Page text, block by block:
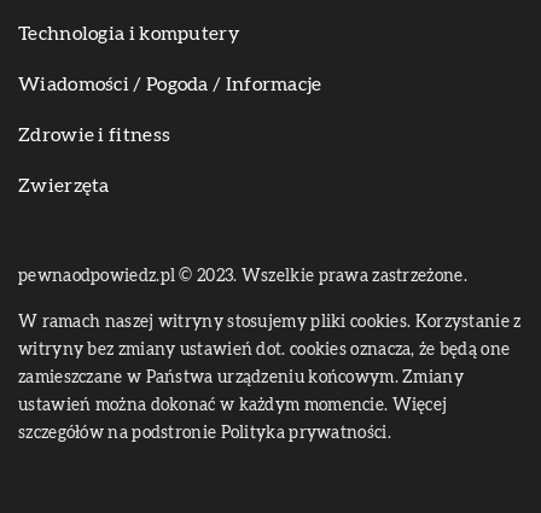
Technologia i komputery
Wiadomości / Pogoda / Informacje
Zdrowie i fitness
Zwierzęta
pewnaodpowiedz.pl © 2023. Wszelkie prawa zastrzeżone.
W ramach naszej witryny stosujemy pliki cookies. Korzystanie z
witryny bez zmiany ustawień dot. cookies oznacza, że będą one
zamieszczane w Państwa urządzeniu końcowym. Zmiany
ustawień można dokonać w każdym momencie. Więcej
szczegółów na podstronie Polityka prywatności.